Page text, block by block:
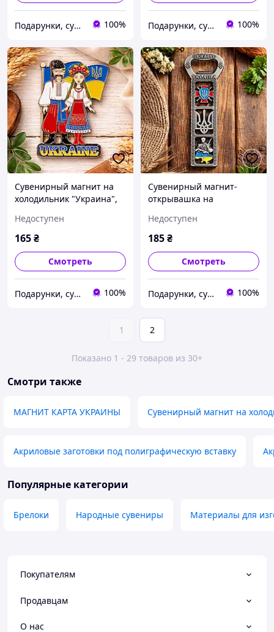
Подарунки, сувеніри, предмети інтер'єру "Елефант" | © elephant.dp.ua 100% Подарунки, сувеніри, предмети інтер'єру "Елефант" | © elephant.dp.ua 100%
Сувенирный магнит на
холодильник "Украина",
Недоступен
165₴
Смотреть
Подарунки, сувеніри, предмети інтер'єру "Елефант" | © elephant.dp.ua 100%
Сувенирный магнит-
открывашка на
металл (11 х 3.5 см)
Недоступен
185₴
Смотреть
Подарунки, сувеніри, предмети інтер'єру "Елефант" | © elephant.dp.ua 100%
1 2
Показано 1 - 29 товаров из 30+
Смотри также
МАГНИТ КАРТА УКРАИНЫ Сувенирный магнит на
Акриловые заготовки под полиграфическую вставку
Популярные категории
Брелоки Народные сувениры Материалы для
Покупателям
Продавцам
О нас